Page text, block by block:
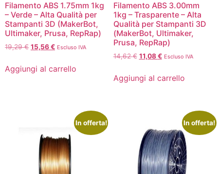
Filamento ABS 1.75mm 1kg
– Verde – Alta Qualità per
Stampanti 3D (MakerBot,
Ultimaker, Prusa, RepRap)
19,29€ 15,56€ Escluso IVA
Aggiungi al carrello
Filamento ABS 3.00mm
1kg – Trasparente – Alta
Qualità per Stampanti 3D
(MakerBot, Ultimaker,
Prusa, RepRap)
14,62€ 11,08€ Escluso IVA
Aggiungi al carrello
In offerta! In offerta!